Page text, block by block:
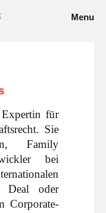
Menu
Expertin für
Sie
Family
bei
Deal oder
Corporate-